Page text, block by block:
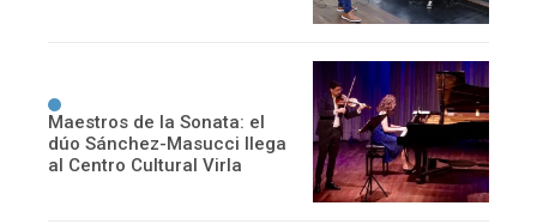
Maestros de la Sonata: el
dúo Sánchez-Masucci llega
al Centro Cultural Virla